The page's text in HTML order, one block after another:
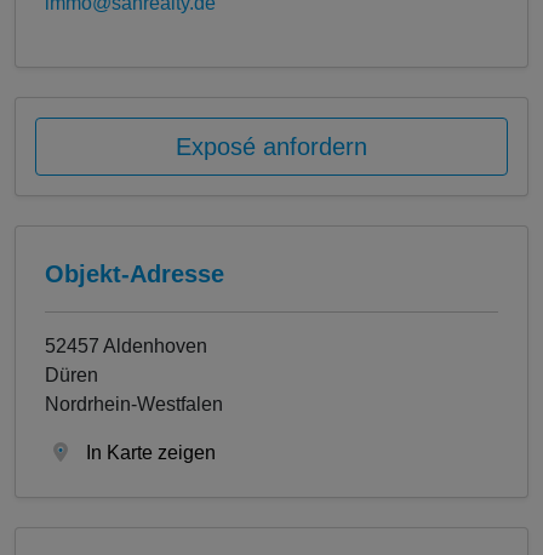
Exposé anfordern
Objekt-Adresse
52457 Aldenhoven
Düren
Nordrhein-Westfalen
In Karte zeigen